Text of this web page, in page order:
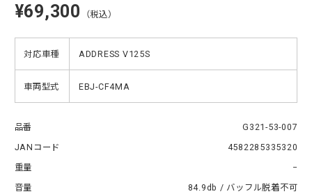
¥69,300 （税込）
対応車種 ADDRESS V125S
車両型式 EBJ-CF4MA
品番
G321-53-007
JANコード
4582285335320
重量
−
音量
84.9db / バッフル脱着不可